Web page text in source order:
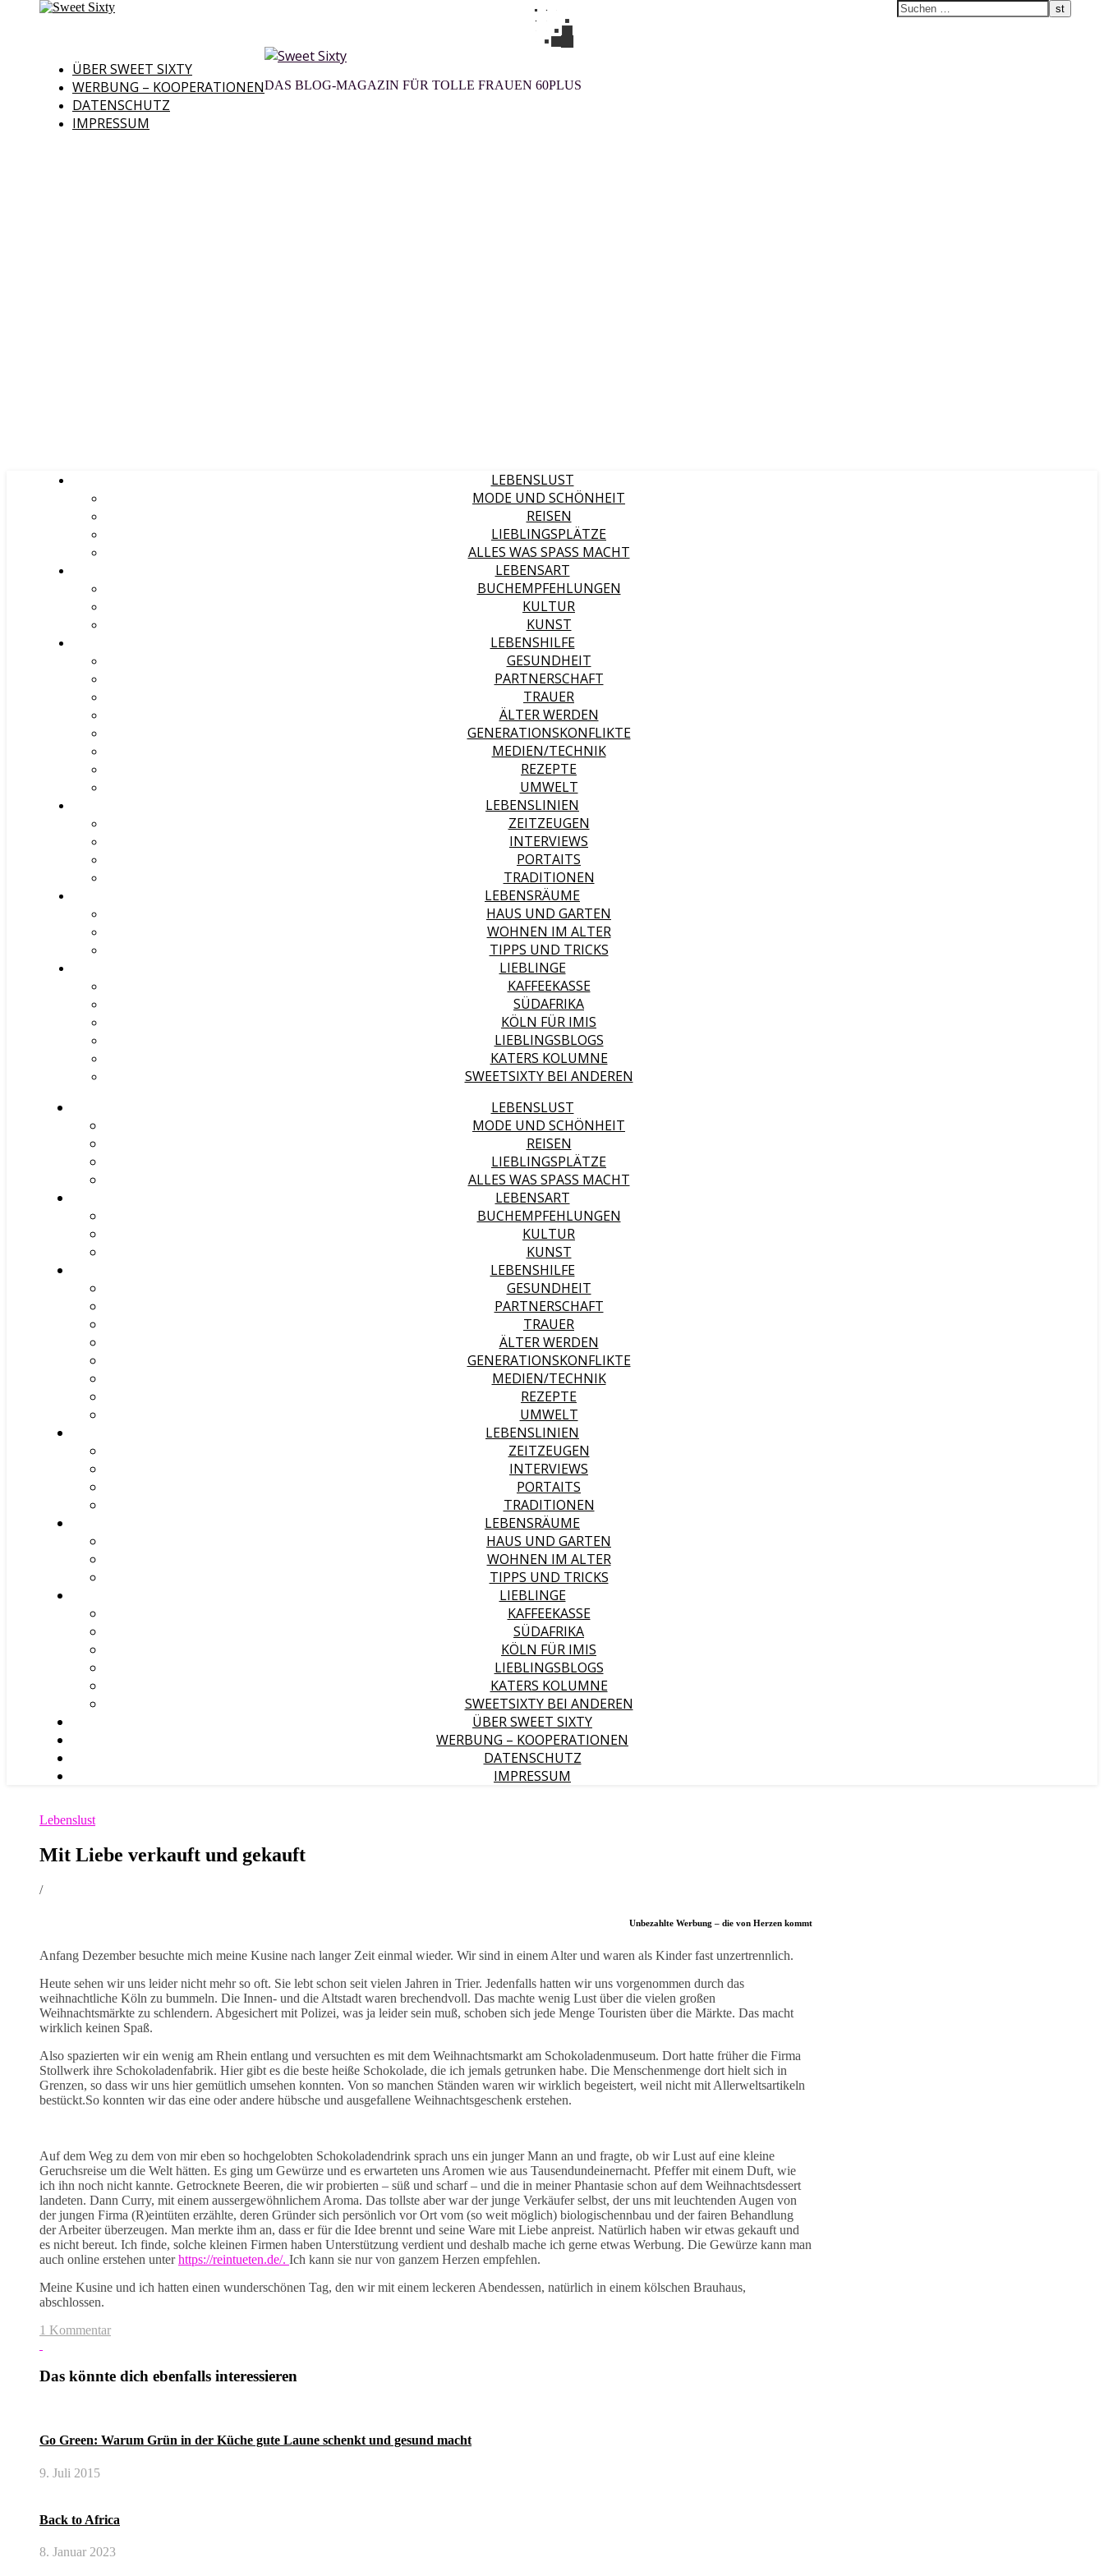
ÜBER SWEET SIXTY
WERBUNG – KOOPERATIONEN
DATENSCHUTZ
IMPRESSUM
DAS BLOG-MAGAZIN FÜR TOLLE FRAUEN 60PLUS
LEBENSLUST
MODE UND SCHÖNHEIT
REISEN
LIEBLINGSPLÄTZE
ALLES WAS SPASS MACHT
LEBENSART
BUCHEMPFEHLUNGEN
KULTUR
KUNST
LEBENSHILFE
GESUNDHEIT
PARTNERSCHAFT
TRAUER
ÄLTER WERDEN
GENERATIONSKONFLIKTE
MEDIEN/TECHNIK
REZEPTE
UMWELT
LEBENSLINIEN
ZEITZEUGEN
INTERVIEWS
PORTAITS
TRADITIONEN
LEBENSRÄUME
HAUS UND GARTEN
WOHNEN IM ALTER
TIPPS UND TRICKS
LIEBLINGE
KAFFEEKASSE
SÜDAFRIKA
KÖLN FÜR IMIS
LIEBLINGSBLOGS
KATERS KOLUMNE
SWEETSIXTY BEI ANDEREN
LEBENSLUST
MODE UND SCHÖNHEIT
REISEN
LIEBLINGSPLÄTZE
ALLES WAS SPASS MACHT
LEBENSART
BUCHEMPFEHLUNGEN
KULTUR
KUNST
LEBENSHILFE
GESUNDHEIT
PARTNERSCHAFT
TRAUER
ÄLTER WERDEN
GENERATIONSKONFLIKTE
MEDIEN/TECHNIK
REZEPTE
UMWELT
LEBENSLINIEN
ZEITZEUGEN
INTERVIEWS
PORTAITS
TRADITIONEN
LEBENSRÄUME
HAUS UND GARTEN
WOHNEN IM ALTER
TIPPS UND TRICKS
LIEBLINGE
KAFFEEKASSE
SÜDAFRIKA
KÖLN FÜR IMIS
LIEBLINGSBLOGS
KATERS KOLUMNE
SWEETSIXTY BEI ANDEREN
ÜBER SWEET SIXTY
WERBUNG – KOOPERATIONEN
DATENSCHUTZ
IMPRESSUM
Lebenslust
Mit Liebe verkauft und gekauft
/
Unbezahlte Werbung – die von Herzen kommt
Anfang Dezember besuchte mich meine Kusine nach langer Zeit einmal wieder. Wir sind in einem Alter und waren als Kinder fast unzertrennlich.
Heute sehen wir uns leider nicht mehr so oft. Sie lebt schon seit vielen Jahren in Trier. Jedenfalls hatten wir uns vorgenommen durch das
weihnachtliche Köln zu bummeln. Die Innen- und die Altstadt waren brechendvoll. Das machte wenig Lust über die vielen großen
Weihnachtsmärkte zu schlendern. Abgesichert mit Polizei, was ja leider sein muß, schoben sich jede Menge Touristen über die Märkte. Das macht
wirklich keinen Spaß.
Also spazierten wir ein wenig am Rhein entlang und versuchten es mit dem Weihnachtsmarkt am Schokoladenmuseum. Dort hatte früher die Firma
Stollwerk ihre Schokoladenfabrik. Hier gibt es die beste heiße Schokolade, die ich jemals getrunken habe. Die Menschenmenge dort hielt sich in
Grenzen, so dass wir uns hier gemütlich umsehen konnten. Von so manchen Ständen waren wir wirklich begeistert, weil nicht mit Allerweltsartikeln
bestückt.So konnten wir das eine oder andere hübsche und ausgefallene Weihnachtsgeschenk erstehen.
Auf dem Weg zu dem von mir eben so hochgelobten Schokoladendrink sprach uns ein junger Mann an und fragte, ob wir Lust auf eine kleine
Geruchsreise um die Welt hätten. Es ging um Gewürze und es erwarteten uns Aromen wie aus Tausendundeinernacht. Pfeffer mit einem Duft, wie
ich ihn noch nicht kannte. Getrocknete Beeren, die wir probierten – süß und scharf – und die in meiner Phantasie schon auf dem Weihnachtsdessert
landeten. Dann Curry, mit einem aussergewöhnlichem Aroma. Das tollste aber war der junge Verkäufer selbst, der uns mit leuchtenden Augen von
der jungen Firma (R)eintüten erzählte, deren Gründer sich persönlich vor Ort vom (so weit möglich) biologischennbau und der fairen Behandlung
der Arbeiter überzeugen. Man merkte ihm an, dass er für die Idee brennt und seine Ware mit Liebe anpreist. Natürlich haben wir etwas gekauft und
es nicht bereut. Ich finde, solche kleinen Firmen haben Unterstützung verdient und deshalb mache ich gerne etwas Werbung. Die Gewürze kann man
auch online erstehen unterhttps://reintueten.de/. Ich kann sie nur von ganzem Herzen empfehlen.
Meine Kusine und ich hatten einen wunderschönen Tag, den wir mit einem leckeren Abendessen, natürlich in einem kölschen Brauhaus,
abschlossen.
1 Kommentar
Das könnte dich ebenfalls interessieren
Go Green: Warum Grün in der Küche gute Laune schenkt und gesund macht
9. Juli 2015
Back to Africa
8. Januar 2023